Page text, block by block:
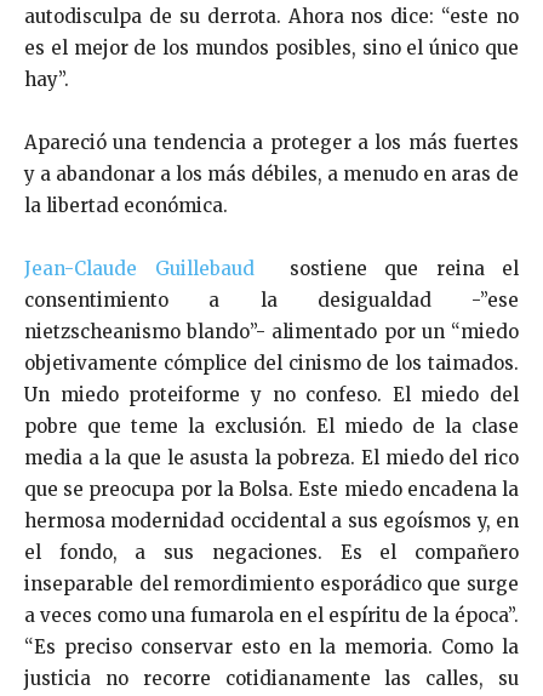
autodisculpa de su derrota. Ahora nos dice: “este no
es el mejor de los mundos posibles, sino el único que
hay”.
Apareció una tendencia a proteger a los más fuertes
y a abandonar a los más débiles, a menudo en aras de
la libertad económica.
Jean-Claude Guillebaud
sostiene que reina el
consentimiento a la desigualdad -”ese
nietzscheanismo blando”- alimentado por un “miedo
objetivamente cómplice del cinismo de los taimados.
Un miedo proteiforme y no confeso. El miedo del
pobre que teme la exclusión. El miedo de la clase
media a la que le asusta la pobreza. El miedo del rico
que se preocupa por la Bolsa. Este miedo encadena la
hermosa modernidad occidental a sus egoísmos y, en
el fondo, a sus negaciones. Es el compañero
inseparable del remordimiento esporádico que surge
a veces como una fumarola en el espíritu de la época”.
“Es preciso conservar esto en la memoria. Como la
justicia no recorre cotidianamente las calles, su